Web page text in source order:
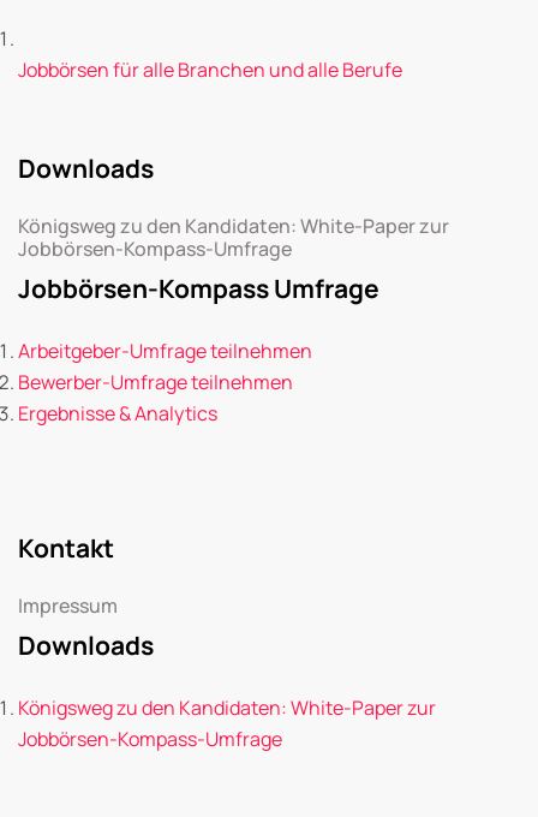
Jobbörsen für alle Branchen und alle Berufe
Downloads
Königsweg zu den Kandidaten: White-Paper zur
Jobbörsen-Kompass-Umfrage
Jobbörsen-Kompass Umfrage
Arbeitgeber-Umfrage teilnehmen
Bewerber-Umfrage teilnehmen
Ergebnisse & Analytics
Kontakt
Impressum
Downloads
Königsweg zu den Kandidaten: White-Paper zur
Jobbörsen-Kompass-Umfrage